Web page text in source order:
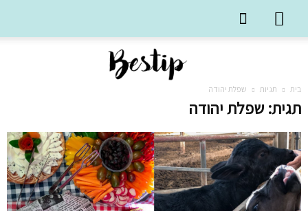
בית תגיות שפלת יהודה
תגית: שפלת יהודה